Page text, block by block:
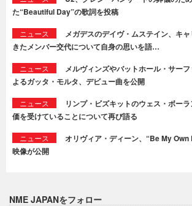
た“Beautiful Day”の歌詞を投稿
ニュース
メガデスのデイヴ・ムステイン、キ
きたメンバー交代について自身の思いを語…
ニュース
メルヴィンズやバットホール・サー
よるガッタ・モルタ、デビュー曲を公開
ニュース
リンプ・ビズキットのウェス・ボー
価を受けていることについて再び語る
ニュース
オリヴィア・ディーン、“Be My
映像が公開
NME JAPANをフォロー